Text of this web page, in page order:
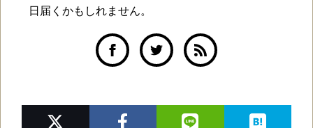
日届くかもしれません。